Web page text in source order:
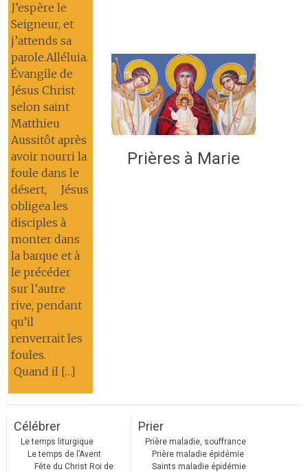
J’espère le
Seigneur, et
j’attends sa
parole.Alléluia.
Évangile de
Jésus Christ
selon saint
Matthieu
Aussitôt après
avoir nourri la
foule dans le
désert, Jésus
obligea les
disciples à
monter dans
la barque et à
le précéder
sur l’autre
rive, pendant
qu’il
renverrait les
foules.
Quand il […]
Prières à Marie
Célébrer
Le temps liturgique
Le temps de l’Avent
Fête du Christ Roi de
Prier
Prière maladie, souffrance
Prière maladie épidémie
Saints maladie épidémie